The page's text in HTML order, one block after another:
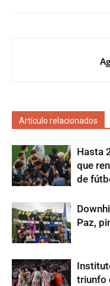
Artículo relacionados
Hasta
que
de
Paz,
triunfo